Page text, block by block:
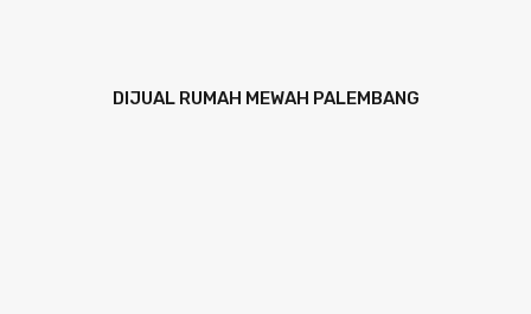
DIJUAL RUMAH MEWAH PALEMBANG